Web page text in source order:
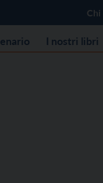
Chi
I nostri libri